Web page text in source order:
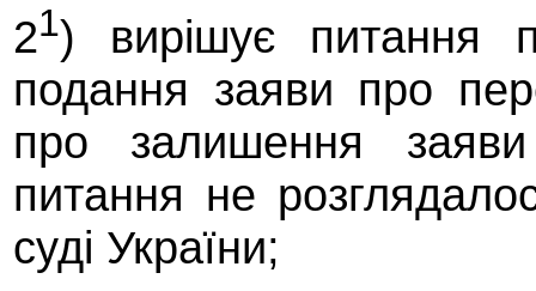
21) вирішує питання
подання заяви про
про залишення
питання не
суді України;